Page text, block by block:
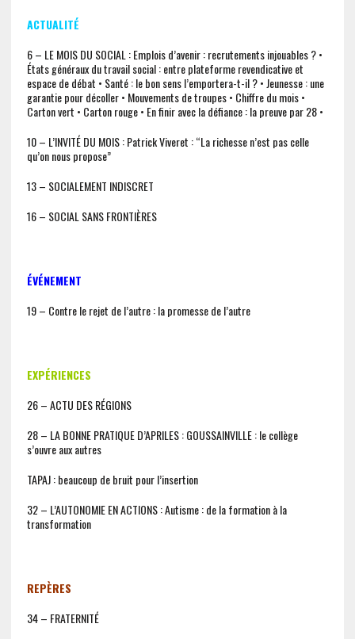
ACTUALITÉ
6 – LE MOIS DU SOCIAL : Emplois d’avenir : recrutements injouables ? •
États généraux du travail social : entre plateforme revendicative et
espace de débat • Santé : le bon sens l’emportera-t-il ? • Jeunesse : une
garantie pour décoller • Mouvements de troupes • Chiffre du mois •
Carton vert • Carton rouge • En finir avec la défiance : la preuve par 28 •
10 – L’INVITÉ DU MOIS : Patrick Viveret : “La richesse n’est pas celle
qu’on nous propose”
13 – SOCIALEMENT INDISCRET
16 – SOCIAL SANS FRONTIÈRES
ÉVÉNEMENT
19 – Contre le rejet de l’autre : la promesse de l’autre
EXPÉRIENCES
26 – ACTU DES RÉGIONS
28 – LA BONNE PRATIQUE D’APRILES : GOUSSAINVILLE : le collège
s’ouvre aux autres
TAPAJ : beaucoup de bruit pour l’insertion
32 – L’AUTONOMIE EN ACTIONS : Autisme : de la formation à la
transformation
REPÈRES
34 – FRATERNITÉ